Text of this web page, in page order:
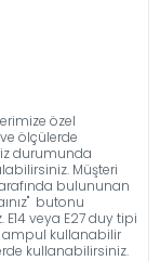
özel
ölçülerde
durumunda
Müşteri
bulununan
butonu
veya E27 duy tipi
ampul kullanabilir
kullanabilirsiniz.